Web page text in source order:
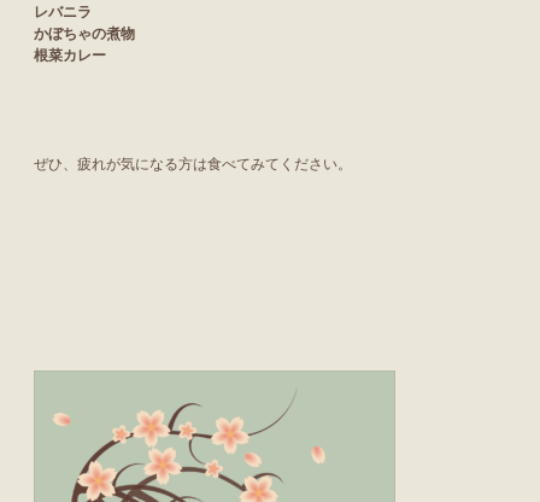
レバニラ
かぼちゃの煮物
根菜カレー
ぜひ、疲れが気になる方は食べてみてください。